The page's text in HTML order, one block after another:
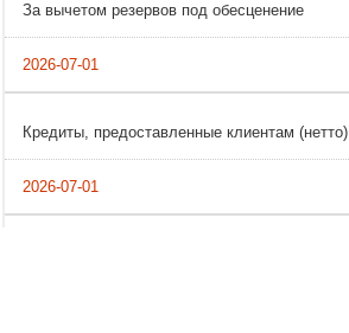
За вычетом резервов под обесценение
Кредиты, предоставленные клиентам (нетто)